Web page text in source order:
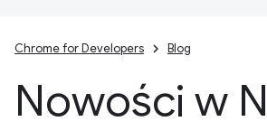
Chrome for Developers Blog
Nowości w